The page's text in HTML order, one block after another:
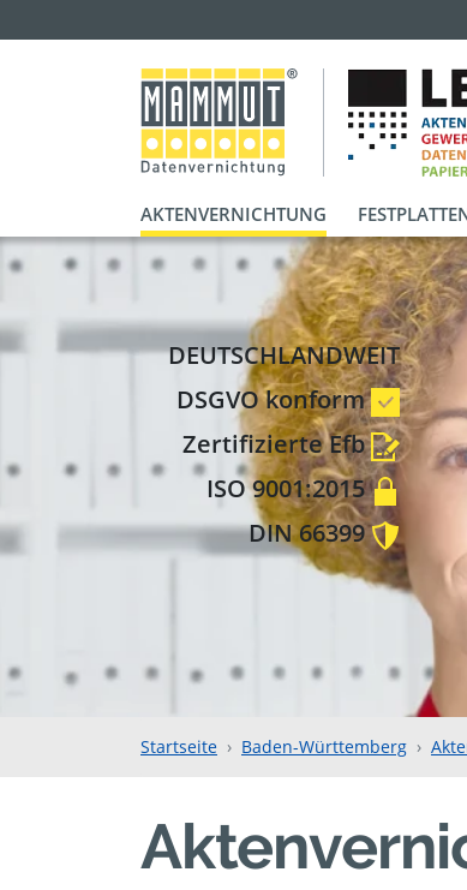
AKTENVERNICHTUNG
DEUTSCHLANDWEIT
DSGVO konform
Zertifizierte Efb
ISO 9001:2015
DIN 66399
Startseite Baden-Württemberg